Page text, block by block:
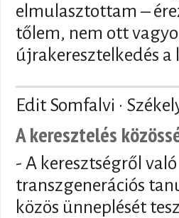
elmulasztottam –
tőlem, nem ott
újrakeresztelkedés a
Edit Somfalvi ·
A keresztelés
- A keresztségről
transzgenerációs
közös ünneplését